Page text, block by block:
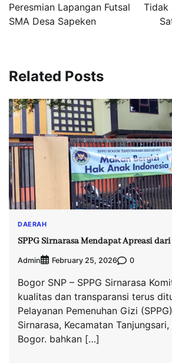
Peresmian Lapangan Futsal
SMA Desa Sapeken
Tidak
Related Posts
DAERAH
SPPG Sirnarasa Mendapat Apreasi
Admin February 25, 2026 0
Bogor SNP – SPPG Sirnarasa
kualitas dan transparansi terus
Pelayanan Pemenuhan Gizi
Sirnarasa, Kecamatan
Bogor. bahkan […]